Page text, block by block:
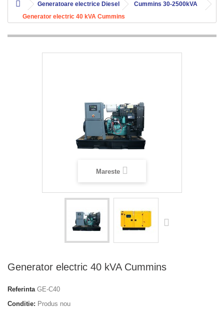
Generatoare electrice Diesel
Cummins 30-2500kVA
Generator electric 40 kVA Cummins
Mareste
Generator electric 40 kVA Cummins
Referinta GE-C40
Conditie: Produs nou